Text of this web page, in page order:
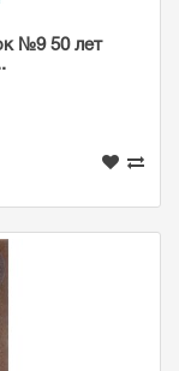
№9 50 лет